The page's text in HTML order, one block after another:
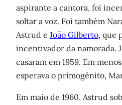
aspirante a cantora, foi
soltar a voz. Foi também
Astrud e João Gilberto, que
incentivador da namorada.
casaram em 1959. Em
esperava o primogênito,
Em maio de 1960, Astrud